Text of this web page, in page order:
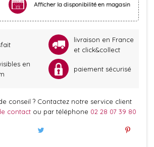
Afficher la disponibilité en magasin
livraison en France
et click&collect
en
paiement sécurisé
conseil ? Contactez notre service client
contact ou par téléphone 02 28 07 39 80